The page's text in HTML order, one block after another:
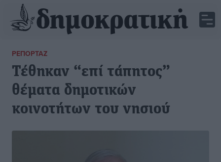
ΡΕΠΟΡΤΆΖ
Τέθηκαν “επί τάπητος”
θέματα δημοτικών
κοινοτήτων του νησιού